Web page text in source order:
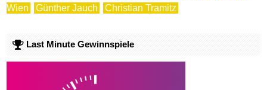
Wien
Günther Jauch Christian Tramitz
Last Minute Gewinnspiele